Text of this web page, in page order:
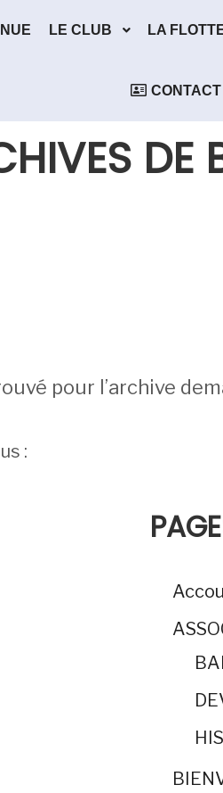
LE CLUB LA
CONTACT
DE
pour l’archive
: